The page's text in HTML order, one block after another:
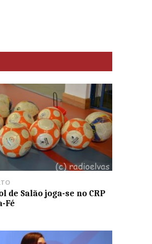
de Salão joga-se no CRP
Fé